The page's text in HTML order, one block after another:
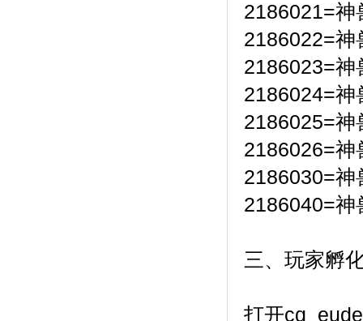
2186021=神
2186022=神
2186023=神
2186024=神
2186025=神
2186026=神
2186030=神
2186040=神
三、玩家孵
打开